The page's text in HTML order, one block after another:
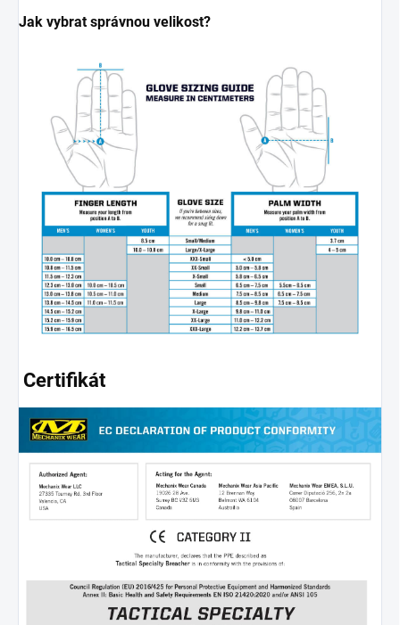
Jak vybrat správnou velikost?
Certifikát